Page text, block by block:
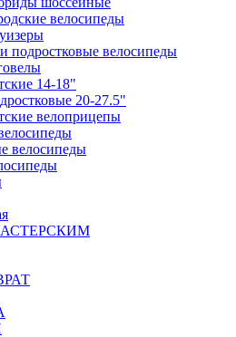
велосипеды
подростковые велосипеды
14-18"
20-27.5"
велоприцепы
велосипеды